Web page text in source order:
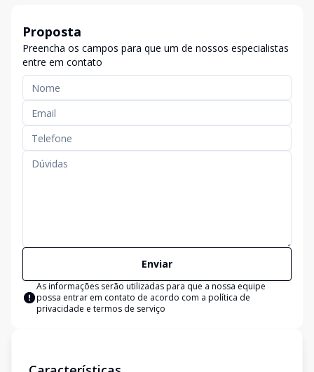
Proposta
Preencha os campos para que um de nossos especialistas
entre em contato
Enviar
As informações serão utilizadas para que a nossa equipe
possa entrar em contato de acordo com a política de
privacidade e termos de serviço